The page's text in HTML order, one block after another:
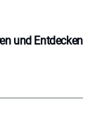
und Entdecken